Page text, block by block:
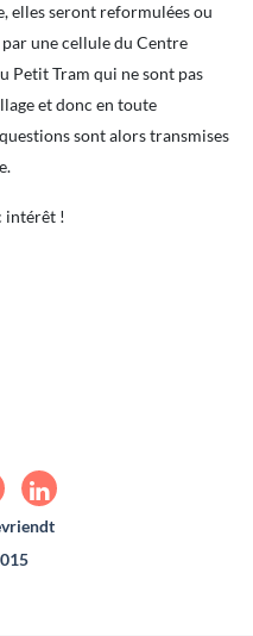
elles seront reformulées ou
une cellule du Centre
Petit Tram qui ne sont pas
et donc en toute
sont alors transmises
intérêt !